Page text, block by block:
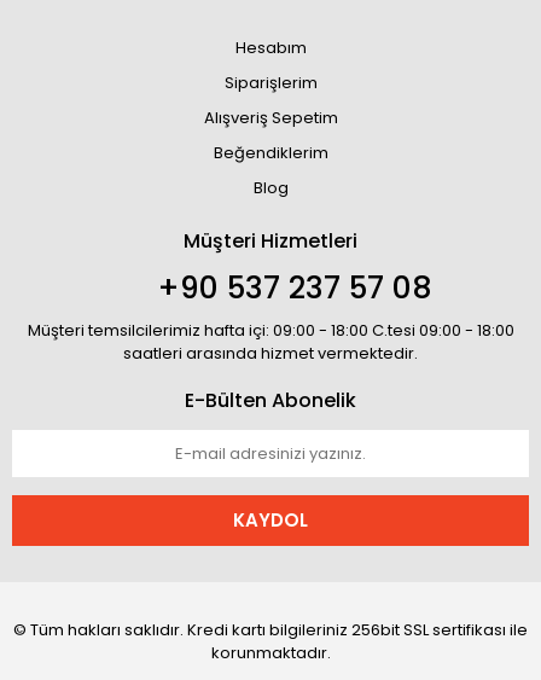
Hesabım
Siparişlerim
Alışveriş Sepetim
Beğendiklerim
Blog
Müşteri Hizmetleri
+90 537 237 57 08
Müşteri temsilcilerimiz hafta içi: 09:00 - 18:00 C.tesi 09:00 - 18:00
saatleri arasında hizmet vermektedir.
E-Bülten Abonelik
KAYDOL
© Tüm hakları saklıdır. Kredi kartı bilgileriniz 256bit SSL sertifikası ile
korunmaktadır.